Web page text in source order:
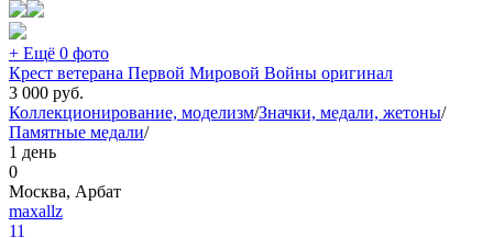
+ Ещё 0 фото
Крест ветерана Первой Мировой Войны оригинал
3 000 руб.
Коллекционирование, моделизм/Значки, медали, жетоны/
Памятные медали/
1 день
0
Москва, Арбат
maxallz
11